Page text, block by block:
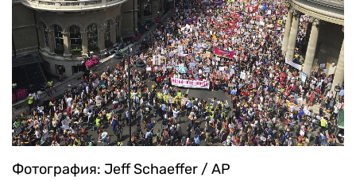
Фотография: Jeff Schaeffer / AP